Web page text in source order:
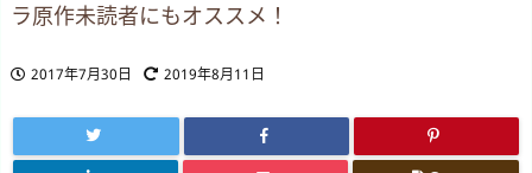
ラ原作未読者にもオススメ！
2017年7月30日 2019年8月11日